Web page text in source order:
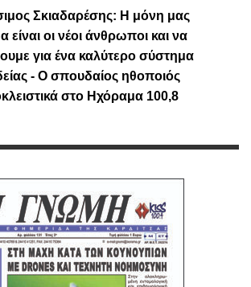
Σκιαδαρέσης: Η μόνη μας
είναι οι νέοι άνθρωποι και να
για ένα καλύτερο σύστημα
- Ο σπουδαίος ηθοποιός
στο Ηχόραμα 100,8